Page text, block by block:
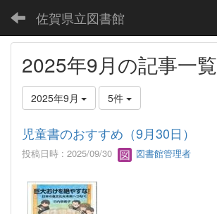
佐賀県立図書館
2025年9月の記事一覧
2025年9月 5件
児童書のおすすめ（9月30日）
投稿日時 : 2025/09/30 図書館管理者